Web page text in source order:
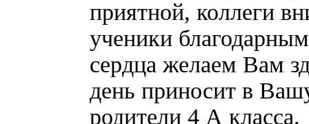
приятной, коллеги
ученики
сердца желаем Вам
день приносит в
родители 4 А класса.